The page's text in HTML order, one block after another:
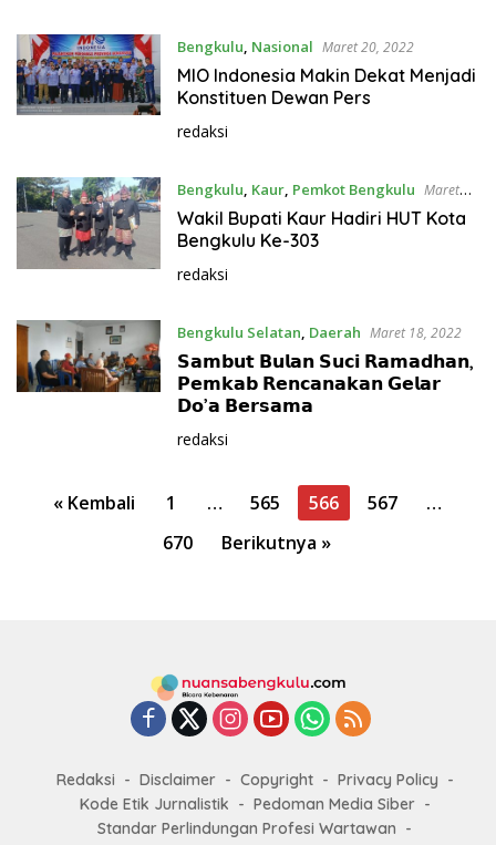
Bengkulu, Nasional Maret 20, 2022
MIO Indonesia Makin Dekat Menjadi
Konstituen Dewan Pers
redaksi
Bengkulu, Kaur, Pemkot Bengkulu Maret
18, 2022
Wakil Bupati Kaur Hadiri HUT Kota
Bengkulu Ke-303
redaksi
Bengkulu Selatan, Daerah Maret 18, 2022
𝗦𝗮𝗺𝗯𝘂𝘁 𝗕𝘂𝗹𝗮𝗻 𝗦𝘂𝗰𝗶 𝗥𝗮𝗺𝗮𝗱𝗵𝗮𝗻,
𝗣𝗲𝗺𝗸𝗮𝗯 𝗥𝗲𝗻𝗰𝗮𝗻𝗮𝗸𝗮𝗻 𝗚𝗲𝗹𝗮𝗿
𝗗𝗼’𝗮 𝗕𝗲𝗿𝘀𝗮𝗺𝗮
redaksi
« Kembali 1 … 565 566 567
…
670
Berikutnya »
Redaksi Disclaimer Copyright
Privacy Policy
Kode Etik Jurnalistik
Pedoman Media Siber
Standar Perlindungan Profesi Wartawan